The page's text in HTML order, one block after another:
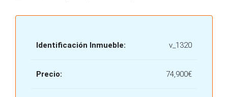
Identificación Inmueble: v_1320
Precio: 74,900€